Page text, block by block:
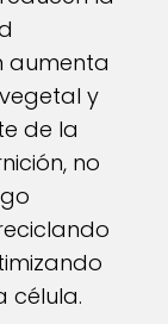
aumenta
y
de la
no
célula.